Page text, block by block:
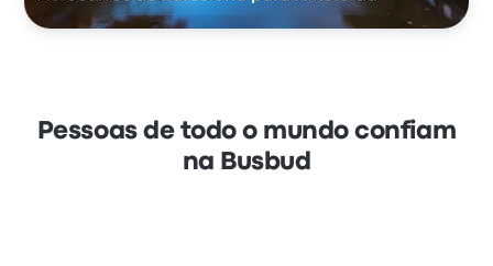
Pessoas de todo o mundo confiam
na Busbud